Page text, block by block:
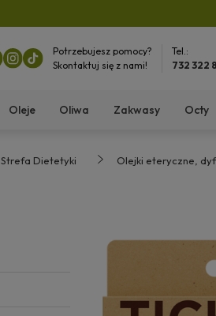
Potrzebujesz pomocy?
Skontaktuj się z nami!
Tel.:
732 322
Oleje Oliwa Zakwasy Octy
Strefa Dietetyki Olejki eteryczne,